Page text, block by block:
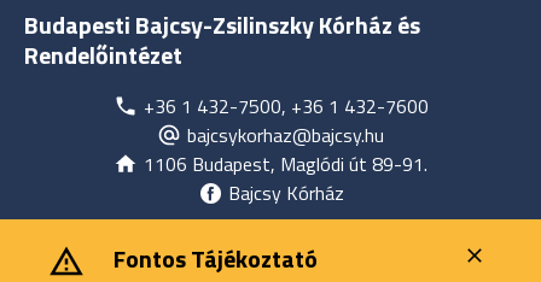
Budapesti Bajcsy-Zsilinszky Kórház és
Rendelőintézet
+36 1 432-7500, +36 1 432-7600
bajcsykorhaz@bajcsy.hu
1106 Budapest, Maglódi út 89-91.
Bajcsy Kórház
‎ ‎Fontos Tájékoztató